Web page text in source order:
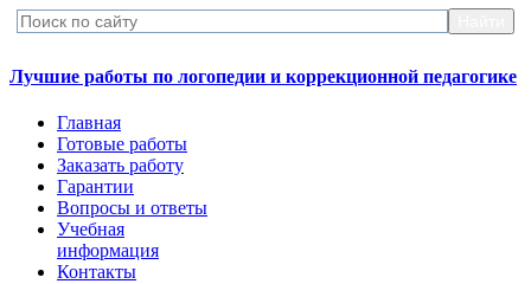
Лучшие работы по логопедии и коррекционной педагогике
Главная
Готовые работы
Заказать работу
Гарантии
Вопросы и ответы
Учебная
информация
Контакты